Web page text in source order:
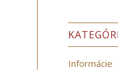
Informácie